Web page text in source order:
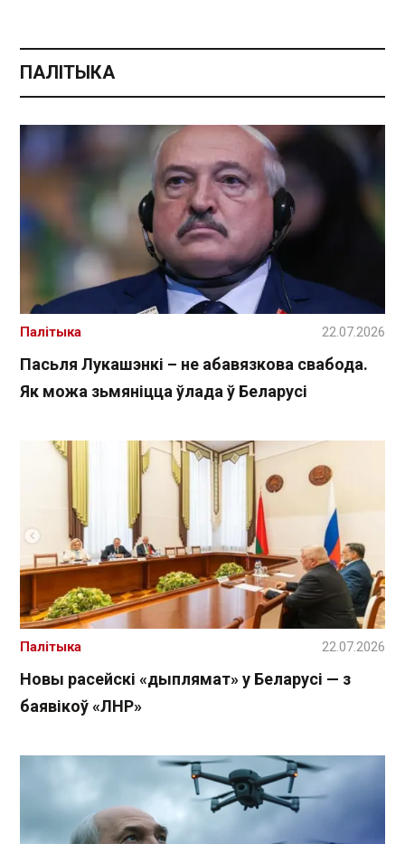
ПАЛІТЫКА
Пасьля Лукашэнкі – не абавязкова свабода.
Як можа зьмяніцца ўлада ў Беларусі
Палітыка 22.07.2026
Новы расейскі «дыплямат» у Беларусі — з
баявікоў «ЛНР»
Палітыка 22.07.2026